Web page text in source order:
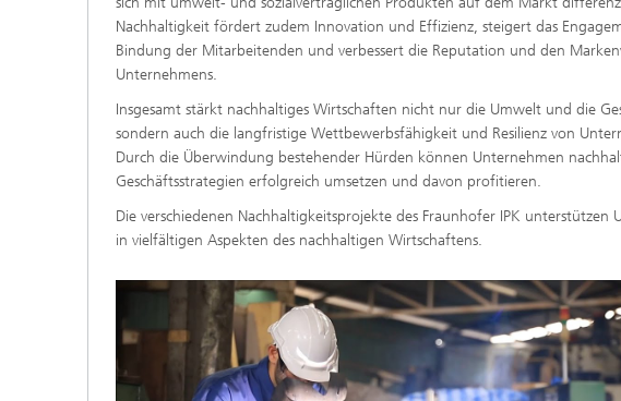
Nachhaltigkeit fördert zudem Innovation und Effizienz, steigert das
Bindung der Mitarbeitenden und verbessert die Reputation und den
Unternehmens.
Insgesamt stärkt nachhaltiges Wirtschaften nicht nur die Umwelt und die
sondern auch die langfristige Wettbewerbsfähigkeit und Resilienz von
Durch die Überwindung bestehender Hürden können Unternehmen
Geschäftsstrategien erfolgreich umsetzen und davon profitieren.
Die verschiedenen Nachhaltigkeitsprojekte des Fraunhofer IPK unterstützen
in vielfältigen Aspekten des nachhaltigen Wirtschaftens.